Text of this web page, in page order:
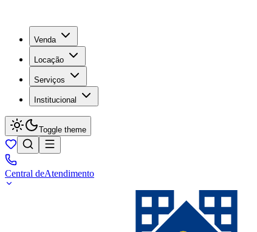
Venda
Locação
Serviços
Institucional
Toggle theme
Central deAtendimento